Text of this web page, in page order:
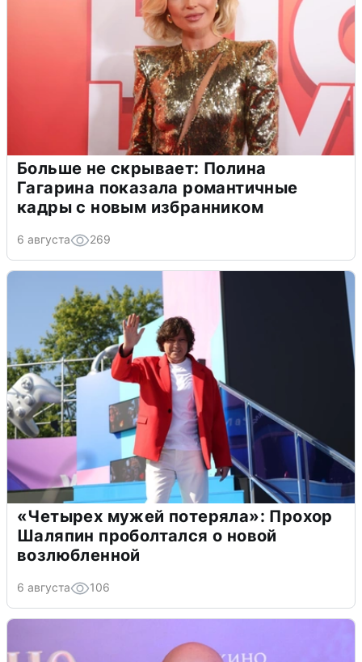
Больше не скрывает: Полина
Гагарина показала романтичные
кадры с новым избранником
6 августа 269
«Четырех мужей потеряла»: Прохор
Шаляпин проболтался о новой
возлюбленной
6 августа 106